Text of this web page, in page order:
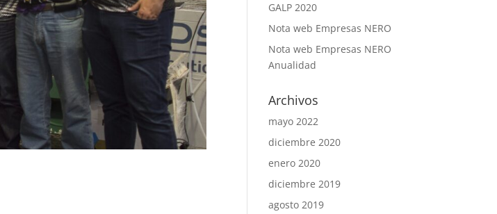
GALP 2020
Nota web Empresas NERO
Nota web Empresas NERO
Anualidad
Archivos
mayo 2022
diciembre 2020
enero 2020
diciembre 2019
agosto 2019